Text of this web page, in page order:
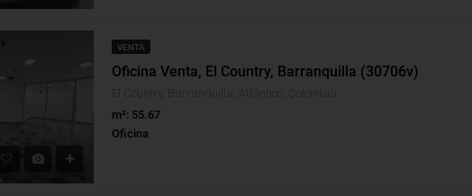
VENTA
Oficina Venta, El Country, Barranquilla (30706v)
m²: 55.67
Oficina